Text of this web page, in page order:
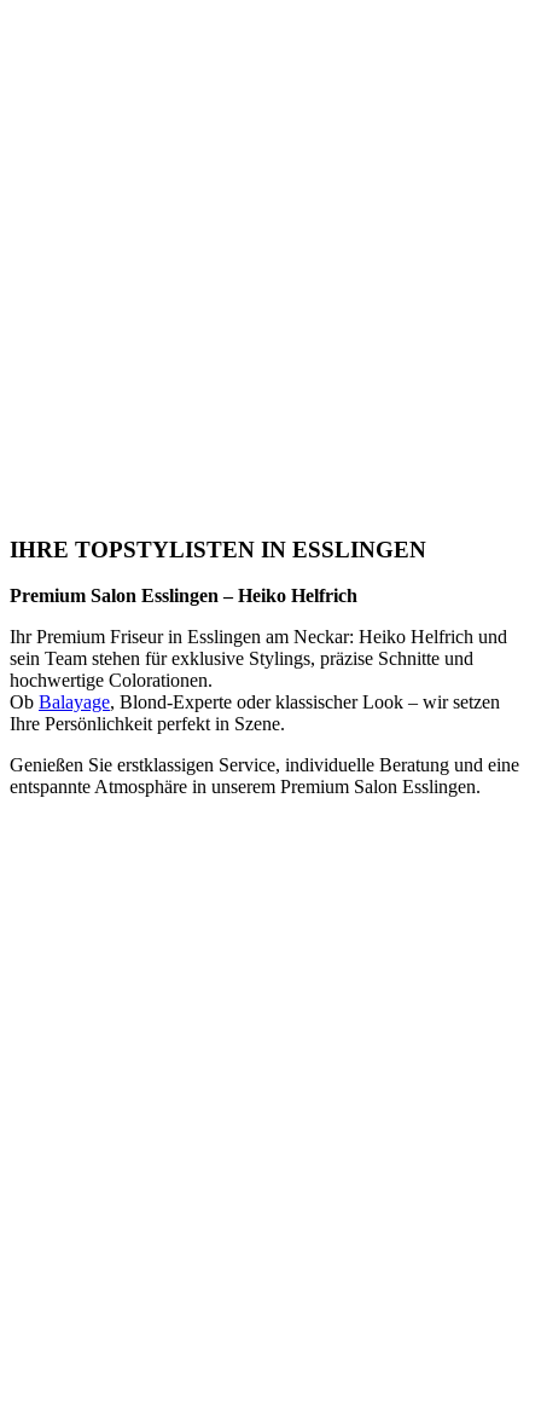
IHRE TOPSTYLISTEN IN ESSLINGEN
Premium Salon Esslingen – Heiko Helfrich
Ihr Premium Friseur in Esslingen am Neckar: Heiko Helfrich und
sein Team stehen für exklusive Stylings, präzise Schnitte und
hochwertige Colorationen.
Ob Balayage, Blond-Experte oder klassischer Look – wir setzen
Ihre Persönlichkeit perfekt in Szene.
Genießen Sie erstklassigen Service, individuelle Beratung und eine
entspannte Atmosphäre in unserem Premium Salon Esslingen.